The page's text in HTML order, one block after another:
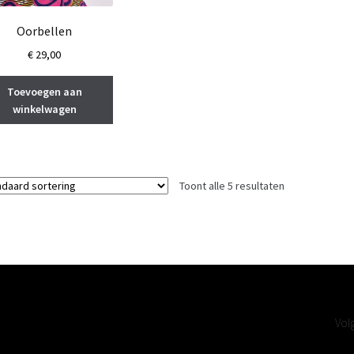
Oorbellen
€ 29,00
Toevoegen aan
winkelwagen
Toont alle 5 resultaten